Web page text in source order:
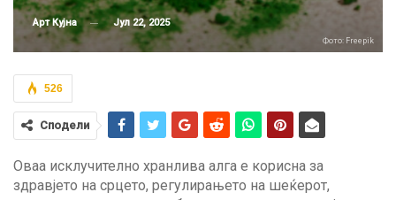
Арт Кујна Јул 22, 2025
Фото: Freepik
526
Сподели
Оваа исклучително хранлива алга е корисна за
здравјето на срцето, регулирањето на шеќерот,